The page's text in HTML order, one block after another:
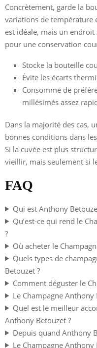
Concrètement, garde la
variations de température
est idéale, mais un
pour une conservation
Stocke la bouteille
Évite les écarts
Consomme de
millésimés assez
Dans la majorité des cas,
bonnes conditions dans
Si la cuvée est plus
vieillir, mais seulement si
FAQ
Qui est Anthony
Qu’est-ce qui rend le
?
Où acheter le
Quels types de
Betouzet ?
Comment déguster le
Le Champagne
Quel est le meilleur
Anthony Betouzet ?
Depuis quand Anthony
Le Champagne